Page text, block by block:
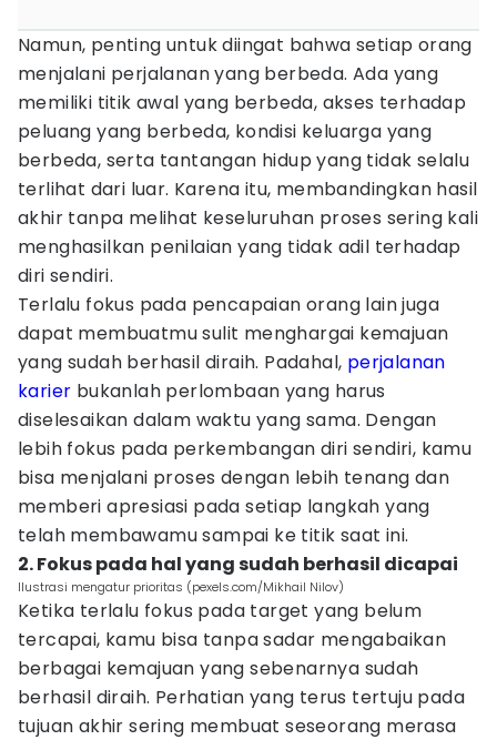
Namun, penting untuk diingat bahwa setiap orang
menjalani perjalanan yang berbeda. Ada yang
memiliki titik awal yang berbeda, akses terhadap
peluang yang berbeda, kondisi keluarga yang
berbeda, serta tantangan hidup yang tidak selalu
terlihat dari luar. Karena itu, membandingkan hasil
akhir tanpa melihat keseluruhan proses sering kali
menghasilkan penilaian yang tidak adil terhadap
diri sendiri.
Terlalu fokus pada pencapaian orang lain juga
dapat membuatmu sulit menghargai kemajuan
yang sudah berhasil diraih. Padahal, perjalanan
karier bukanlah perlombaan yang harus
diselesaikan dalam waktu yang sama. Dengan
lebih fokus pada perkembangan diri sendiri, kamu
bisa menjalani proses dengan lebih tenang dan
memberi apresiasi pada setiap langkah yang
telah membawamu sampai ke titik saat ini.
2. Fokus pada hal yang sudah berhasil dicapai
Ilustrasi mengatur prioritas (pexels.com/Mikhail Nilov)
Ketika terlalu fokus pada target yang belum
tercapai, kamu bisa tanpa sadar mengabaikan
berbagai kemajuan yang sebenarnya sudah
berhasil diraih. Perhatian yang terus tertuju pada
tujuan akhir sering membuat seseorang merasa